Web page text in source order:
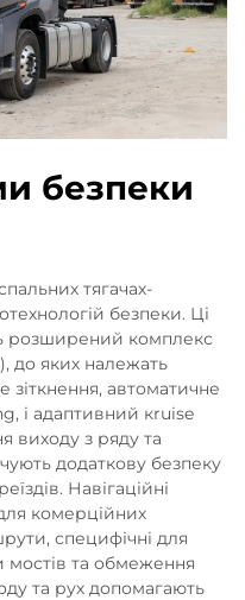
безпеки
тягачах-
безпеки. Ці
розширений комплекс
до яких належать
автоматичне
і адаптивний кruise
виходу з ряду та
додаткову безпеку
Навігаційні
комерційних
специфічні для
мостів та обмеження
та рух допомагають